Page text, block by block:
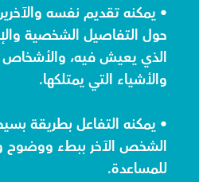
• يمكنه تقديم نفسه
حول التفاصيل الشخصية
الذي يعيش فيه، والأشخاص
والأشياء التي يمتلكها.
• يمكنه التفاعل بطريقة
الشخص الآخر ببطء ووضوح
للمساعدة.